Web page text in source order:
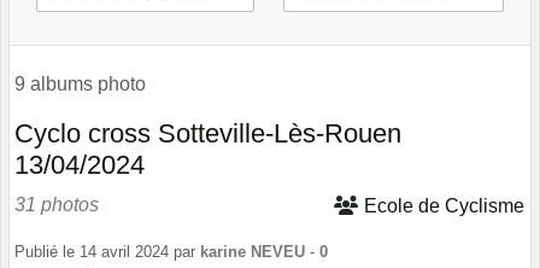
9 albums photo
Cyclo cross Sotteville-Lès-Rouen
13/04/2024
31 photos Ecole de Cyclisme
Publié le 14 avril 2024 par karine NEVEU - 0